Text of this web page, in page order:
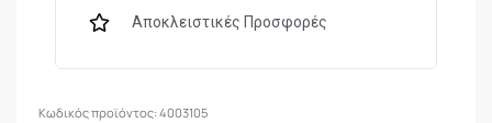
Αποκλειστικές Προσφορές
4003105